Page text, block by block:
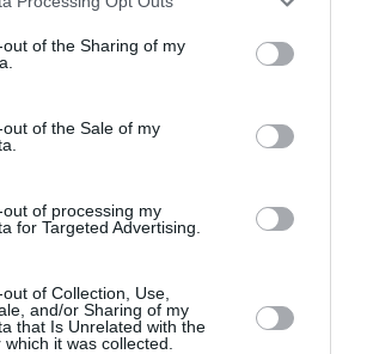
of the Sharing of my
of the Sale of my
of processing my
for Targeted Advertising.
of Collection, Use,
and/or Sharing of my
that Is Unrelated with the
it was collected.
στις Κάννες της Γαλλίας.
Culturenow.gr στο
τις ειδήσεις